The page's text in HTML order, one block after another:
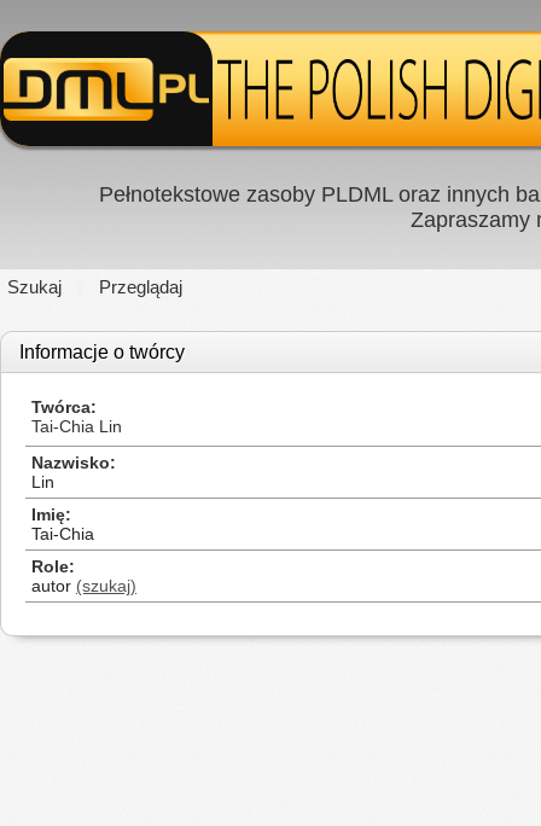
Pełnotekstowe zasoby PLDML oraz innych
Zapraszamy
Szukaj Przeglądaj
Informacje o twórcy
Twórca
Tai-Chia Lin
Nazwisko
Lin
Imię
Tai-Chia
Role
autor (szukaj)